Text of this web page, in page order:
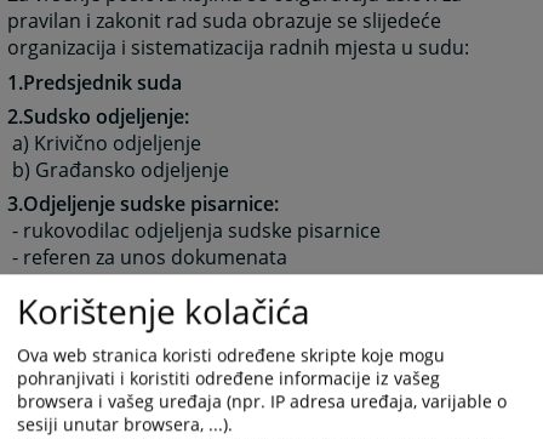
pravilan i zakonit rad suda obrazuje se slijedeće
organizacija i sistematizacija radnih mjesta u sudu:
1.Predsjednik suda
2.Sudsko odjeljenje:
a) Krivično odjeljenje
b) Građansko odjeljenje
3.Odjeljenje sudske pisarnice:
- rukovodilac odjeljenja sudske pisarnice
- referen za unos dokumenata
- upisničar-arhivar
4.Odjeljenje za opšte poslove:
- rukovodlac odjeljenja za opšte poslove i blagajnik
- daktilograf
- portir,telefonista i domar
- kurir-čistač
Korištenje kolačića
Ova web stranica koristi određene skripte koje mogu
pohranjivati i koristiti određene informacije iz vašeg
browsera i vašeg uređaja (npr. IP adresa uređaja, varijable o
sesiji unutar browsera, ...).